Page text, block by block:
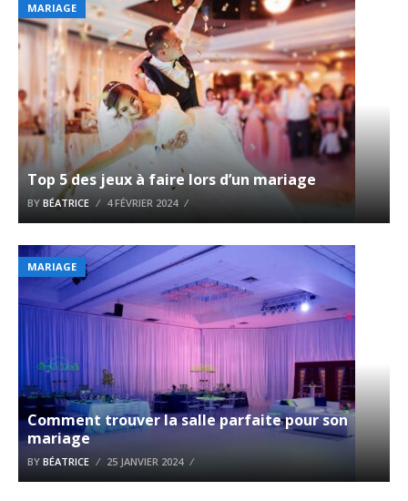
MARIAGE
Top 5 des jeux à faire lors d’un mariage
BY BÉATRICE 4 FÉVRIER 2024
MARIAGE
Comment trouver la salle parfaite pour son
mariage
BY BÉATRICE 25 JANVIER 2024